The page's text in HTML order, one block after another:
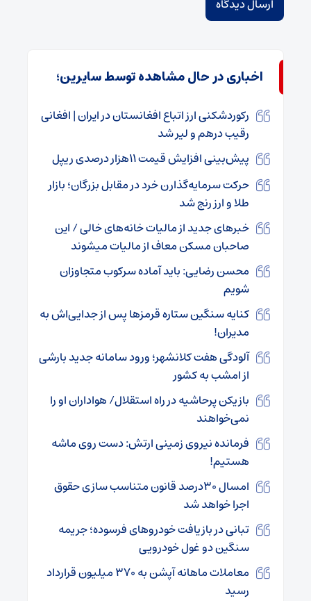
اخباری در حال مشاهده توسط سایرین؛
رکوردشکنی ارز اتباع افغانستان در ایران | افغانی
رقیب درهم و لیر شد
پیش‌بینی افزایش قیمت ۱۱هزار درصدی ریپل
حرکت سرمایه‌گذارن خرد در مقابل بزرگان؛ بازار
طلا و ارز رنج شد
خبرهای جدید از مالیات خانه‌های خالی / این
صاحبان مسکن معاف از مالیات میشوند
محسن رضایی: باید آماده سرکوب متجاوزان
شویم
کنایه سنگین ستاره قرمز‌ها پس از جدایی‌اش به
مدیران!
آلودگی هفت کلانشهر؛ ورود سامانه جدید بارشی
از امشب به کشور
بازیکن پرحاشیه در راه استقلال/ هواداران او را
نمی‌خواهند
فرمانده نیروی زمینی ارتش: دست روی ماشه
هستیم!
امسال ۳۰درصد قانون متناسب سازی حقوق
اجرا خواهد شد
تبانی در بازیافت خودروهای فرسوده؛ جریمه
سنگین دو غول خودرویی
معاملات ماهانه آپشن به ۳۷۰ میلیون قرارداد
رسید